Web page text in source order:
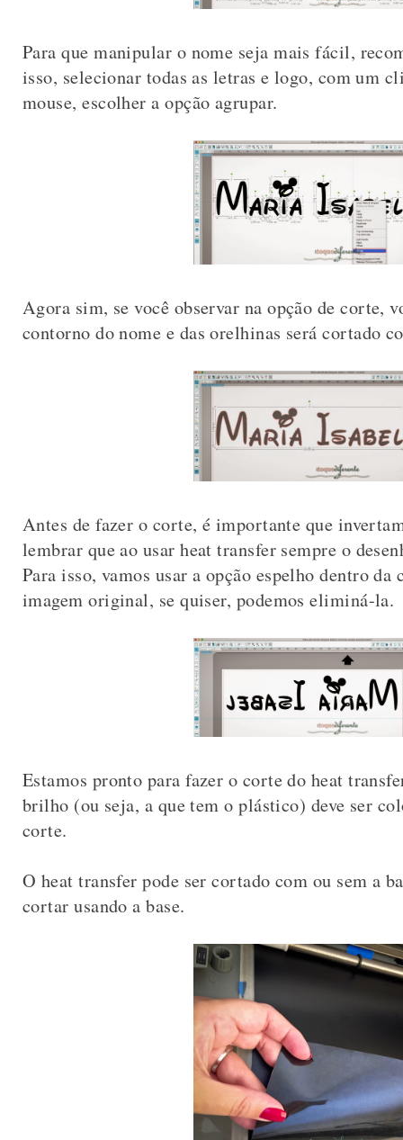
Para que manipular o nome seja mais fácil,
isso, selecionar todas as letras e logo, com um
mouse, escolher a opção agrupar.
Agora sim, se você observar na opção de corte,
contorno do nome e das orelhinas será cortado
Antes de fazer o corte, é importante que
lembrar que ao usar heat transfer sempre o
Para isso, vamos usar a opção espelho dentro
imagem original, se quiser, podemos eliminá-la.
Estamos pronto para fazer o corte do heat
brilho (ou seja, a que tem o plástico) deve ser
corte.
O heat transfer pode ser cortado com ou sem a
cortar usando a base.